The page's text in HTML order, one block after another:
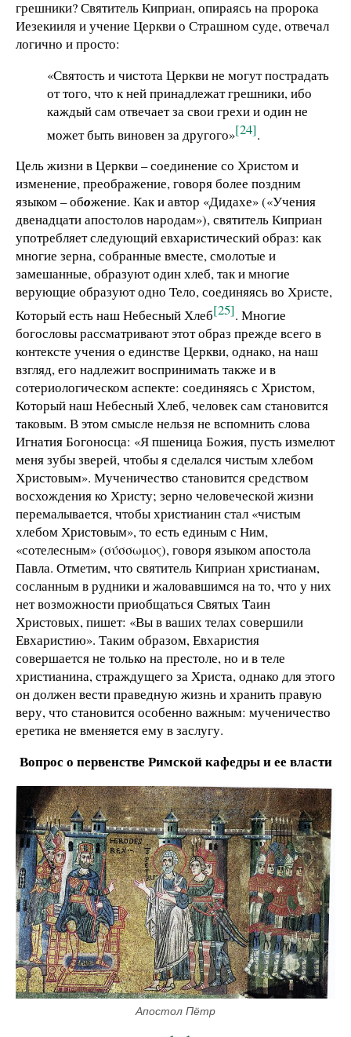
грешники? Святитель Киприан, опираясь на пророка
Иезекииля и учение Церкви о Страшном суде, отвечал
логично и просто:
«Святость и чистота Церкви не могут пострадать
от того, что к ней принадлежат грешники, ибо
каждый сам отвечает за свои грехи и один не
может быть виновен за другого»[24].
Цель жизни в Церкви – соединение со Христом и
изменение, преображение, говоря более поздним
языком – обожение. Как и автор «Дидахе» («Учения
двенадцати апостолов народам»), святитель Киприан
употребляет следующий евхаристический образ: как
многие зерна, собранные вместе, смолотые и
замешанные, образуют один хлеб, так и многие
верующие образуют одно Тело, соединяясь во Христе,
Который есть наш Небесный Хлеб[25]. Многие
богословы рассматривают этот образ прежде всего в
контексте учения о единстве Церкви, однако, на наш
взгляд, его надлежит воспринимать также и в
сотериологическом аспекте: соединяясь с Христом,
Который наш Небесный Хлеб, человек сам становится
таковым. В этом смысле нельзя не вспомнить слова
Игнатия Богоносца: «Я пшеница Божия, пусть измелют
меня зубы зверей, чтобы я сделался чистым хлебом
Христовым». Мученичество становится средством
восхождения ко Христу; зерно человеческой жизни
перемалывается, чтобы христианин стал «чистым
хлебом Христовым», то есть единым с Ним,
«сотелесным» (σύσσωμος), говоря языком апостола
Павла. Отметим, что святитель Киприан христианам,
сосланным в рудники и жаловавшимся на то, что у них
нет возможности приобщаться Святых Таин
Христовых, пишет: «Вы в ваших телах совершили
Евхаристию». Таким образом, Евхаристия
совершается не только на престоле, но и в теле
христианина, страждущего за Христа, однако для этого
он должен вести праведную жизнь и хранить правую
веру, что становится особенно важным: мученичество
еретика не вменяется ему в заслугу.
Вопрос о первенстве Римской кафедры и ее власти
Апостол Пётр